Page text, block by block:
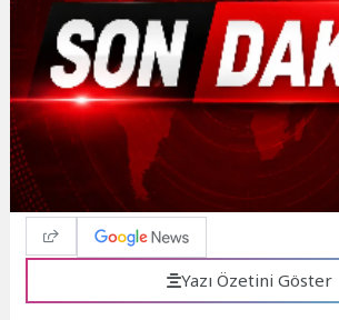
Yazı Özetini Göster